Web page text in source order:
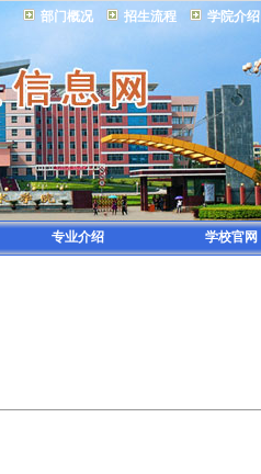
部门概况 招生流程 学院介绍
专业介绍
学校官网